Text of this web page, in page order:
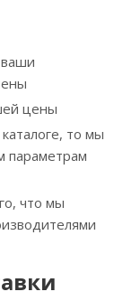
ваши
цены
то мы
параметрам
что мы